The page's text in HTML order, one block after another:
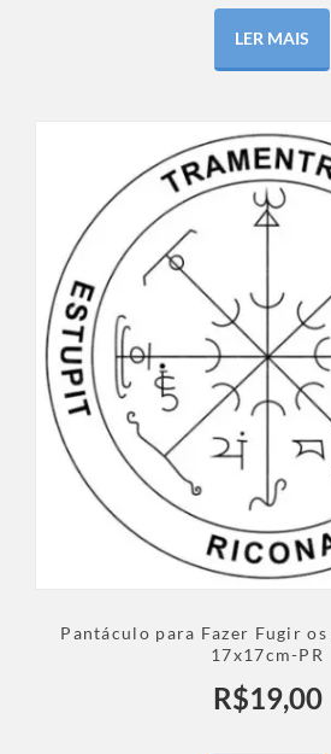
LER MAIS
Pantáculo para Fazer Fugir
17x17cm-PR
R$19,00